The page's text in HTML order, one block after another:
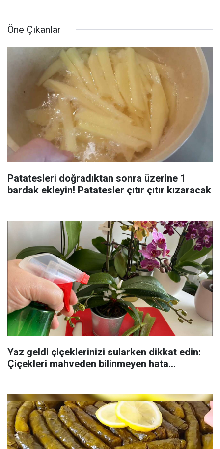
Öne Çıkanlar
Patatesleri doğradıktan sonra üzerine 1
bardak ekleyin! Patatesler çıtır çıtır kızaracak
Yaz geldi çiçeklerinizi sularken dikkat edin:
Çiçekleri mahveden bilinmeyen hata...